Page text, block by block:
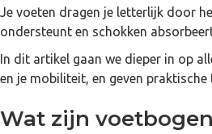
Je voeten dragen je letterlijk door
ondersteunt en schokken
In dit artikel gaan we dieper in op
en je mobiliteit, en geven
Wat zijn